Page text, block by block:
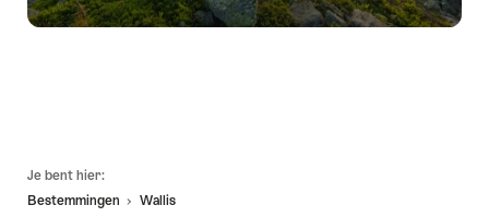
Je bent hier:
Bestemmingen
Wallis